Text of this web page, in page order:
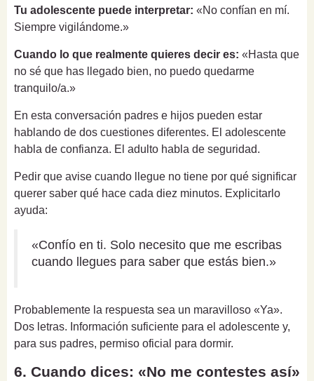
Tu adolescente puede interpretar: «No confían en mí.
Siempre vigilándome.»
Cuando lo que realmente quieres decir es: «Hasta que
no sé que has llegado bien, no puedo quedarme
tranquilo/a.»
En esta conversación padres e hijos pueden estar
hablando de dos cuestiones diferentes. El adolescente
habla de confianza. El adulto habla de seguridad.
Pedir que avise cuando llegue no tiene por qué significar
querer saber qué hace cada diez minutos. Explicitarlo
ayuda:
«Confío en ti. Solo necesito que me escribas
cuando llegues para saber que estás bien.»
Probablemente la respuesta sea un maravilloso «Ya».
Dos letras. Información suficiente para el adolescente y,
para sus padres, permiso oficial para dormir.
6. Cuando dices: «No me contestes así»